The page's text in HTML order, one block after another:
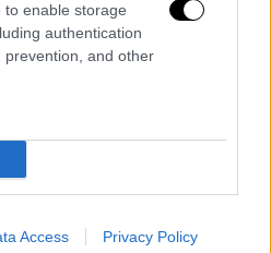
to enable storage
authentication
and other
Access Privacy Policy